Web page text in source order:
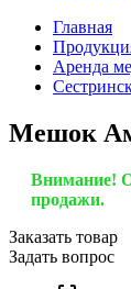
Главная
Аренда
Мешок
Внимание!
продажи.
Заказать товар
Задать вопрос